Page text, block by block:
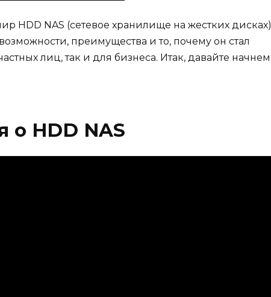
HDD NAS (сетевое хранилище на жестких дисках)
преимущества и то, почему он стал
лиц, так и для бизнеса. Итак, давайте начнем
о HDD NAS